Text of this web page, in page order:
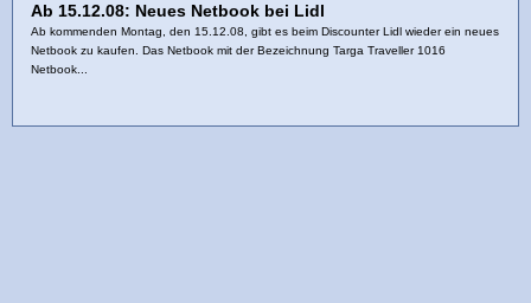
Ab 15.12.08: Neues Netbook bei Lidl
Ab kommenden Montag, den 15.12.08, gibt es beim Discounter Lidl wieder ein neues
Netbook zu kaufen. Das Netbook mit der Bezeichnung Targa Traveller 1016
Netbook...